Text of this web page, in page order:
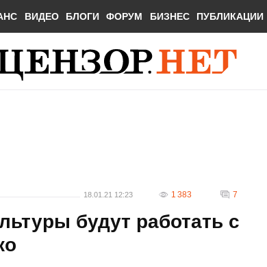
ВИДЕО БЛОГИ ФОРУМ БИЗНЕС ПУБЛИКАЦИИ
18.01.21 12:23 1 383 7
будут работать с